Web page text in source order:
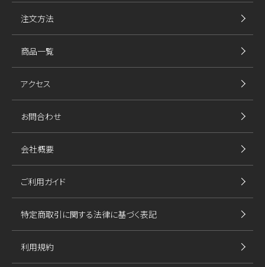
注文方法
商品一覧
アクセス
お問合わせ
会社概要
ご利用ガイド
特定商取引に関する法律に基づく表記
利用規約